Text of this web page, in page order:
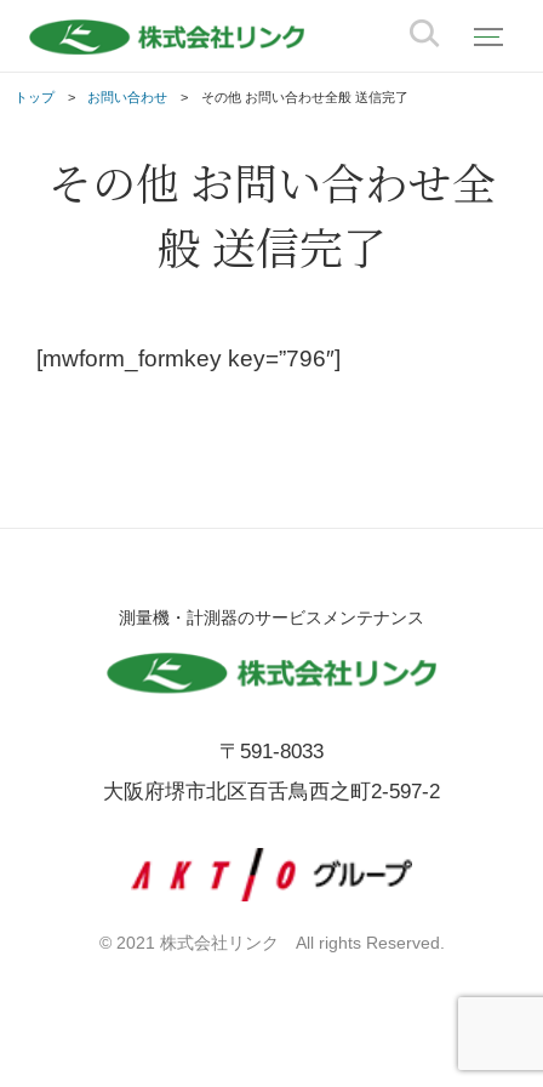
トップ お問い合わせ その他 お問い合わせ全般 送信完了
その他 お問い合わせ全
般 送信完了
[mwform_formkey key=”796″]
測量機・計測器のサービスメンテナンス
〒591-8033
大阪府堺市北区百舌鳥西之町2-597-2
© 2021 株式会社リンク All rights Reserved.